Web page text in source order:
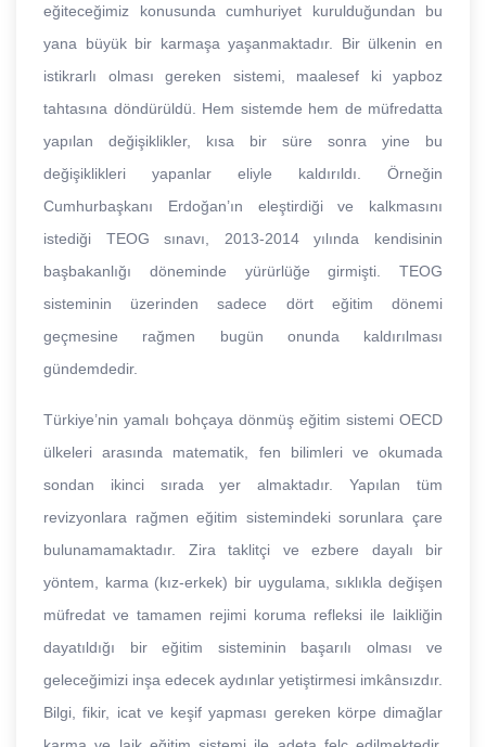
eğiteceğimiz konusunda cumhuriyet kurulduğundan bu
yana büyük bir karmaşa yaşanmaktadır. Bir ülkenin en
istikrarlı olması gereken sistemi, maalesef ki yapboz
tahtasına döndürüldü. Hem sistemde hem de müfredatta
yapılan değişiklikler, kısa bir süre sonra yine bu
değişiklikleri yapanlar eliyle kaldırıldı. Örneğin
Cumhurbaşkanı Erdoğan’ın eleştirdiği ve kalkmasını
istediği TEOG sınavı, 2013-2014 yılında kendisinin
başbakanlığı döneminde yürürlüğe girmişti. TEOG
sisteminin üzerinden sadece dört eğitim dönemi
geçmesine rağmen bugün onunda kaldırılması
gündemdedir.
Türkiye’nin yamalı bohçaya dönmüş eğitim sistemi OECD
ülkeleri arasında matematik, fen bilimleri ve okumada
sondan ikinci sırada yer almaktadır. Yapılan tüm
revizyonlara rağmen eğitim sistemindeki sorunlara çare
bulunamamaktadır. Zira taklitçi ve ezbere dayalı bir
yöntem, karma (kız-erkek) bir uygulama, sıklıkla değişen
müfredat ve tamamen rejimi koruma refleksi ile laikliğin
dayatıldığı bir eğitim sisteminin başarılı olması ve
geleceğimizi inşa edecek aydınlar yetiştirmesi imkânsızdır.
Bilgi, fikir, icat ve keşif yapması gereken körpe dimağlar